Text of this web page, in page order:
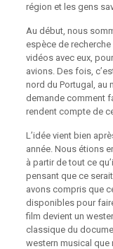
région et les gens
Au début, nous
espèce de
vidéos avec eux,
avions. Des fois,
nord du Portugal, au
demande comment
rendent compte de
L’idée vient bien
année. Nous étions
à partir de tout ce
pensant que ce
avons compris que
disponibles pour
film devient un
classique du
western musical que